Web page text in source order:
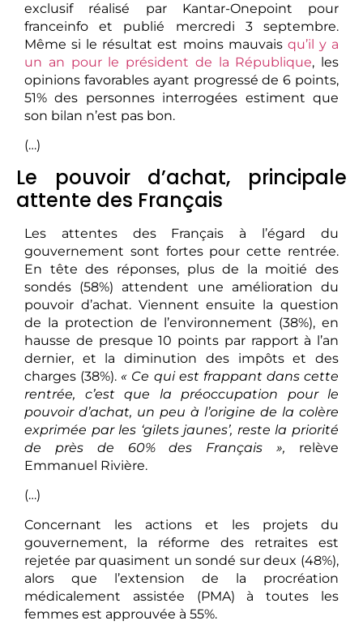
exclusif réalisé par Kantar-Onepoint pour
franceinfo et publié mercredi 3 septembre.
Même si le résultat est moins mauvais qu’il y a
un an pour le président de la République, les
opinions favorables ayant progressé de 6 points,
51% des personnes interrogées estiment que
son bilan n’est pas bon.
(…)
Le pouvoir d’achat, principale
attente des Français
Les attentes des Français à l’égard du
gouvernement sont fortes pour cette rentrée.
En tête des réponses, plus de la moitié des
sondés (58%) attendent une amélioration du
pouvoir d’achat. Viennent ensuite la question
de la protection de l’environnement (38%), en
hausse de presque 10 points par rapport à l’an
dernier, et la diminution des impôts et des
charges (38%). « Ce qui est frappant dans cette
rentrée, c’est que la préoccupation pour le
pouvoir d’achat, un peu à l’origine de la colère
exprimée par les ‘gilets jaunes’, reste la priorité
de près de 60% des Français », relève
Emmanuel Rivière.
(…)
Concernant les actions et les projets du
gouvernement, la réforme des retraites est
rejetée par quasiment un sondé sur deux (48%),
alors que l’extension de la procréation
médicalement assistée (PMA) à toutes les
femmes est approuvée à 55%.